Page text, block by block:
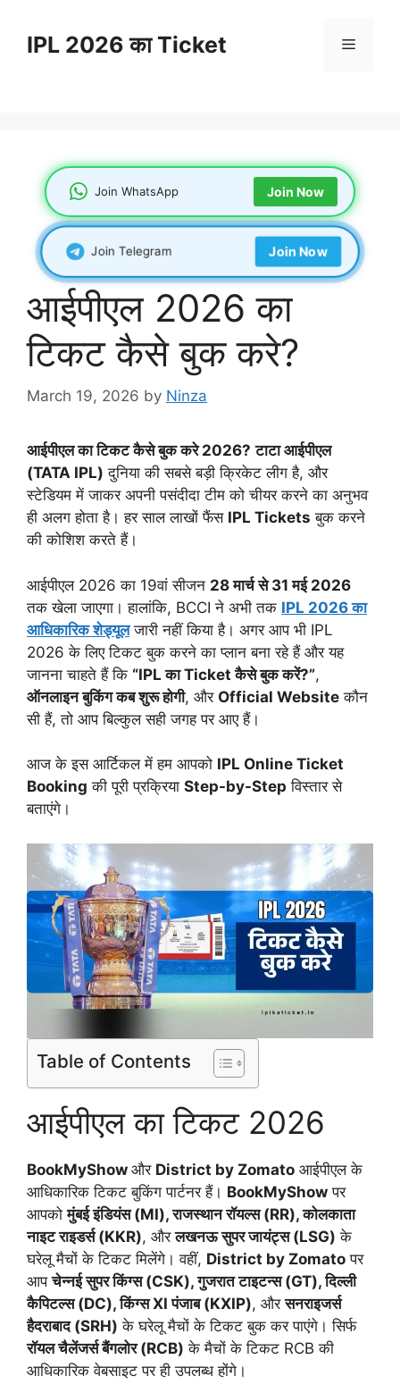
contentIPL 2026 का Ticket Menu
Join WhatsApp Join Now
Join Telegram Join Now
आईपीएल 2026 का
टिकट कैसे बुक करे?
March 19, 2026 by Ninza
आईपीएल का टिकट कैसे बुक करे 2026? टाटा आईपीएल
(TATA IPL) दुनिया की सबसे बड़ी क्रिकेट लीग है, और
स्टेडियम में जाकर अपनी पसंदीदा टीम को चीयर करने का अनुभव
ही अलग होता है। हर साल लाखों फैंस IPL Tickets बुक करने
की कोशिश करते हैं।
आईपीएल 2026 का 19वां सीजन 28 मार्च से 31 मई 2026
तक खेला जाएगा। हालांकि, BCCI ने अभी तक IPL 2026 का
आधिकारिक शेड्यूलजारी नहीं किया है। अगर आप भी IPL
2026 के लिए टिकट बुक करने का प्लान बना रहे हैं और यह
जानना चाहते हैं कि “IPL का Ticket कैसे बुक करें?”,
ऑनलाइन बुकिंग कब शुरू होगी, और Official Website कौन
सी हैं, तो आप बिल्कुल सही जगह पर आए हैं।
आज के इस आर्टिकल में हम आपको IPL Online Ticket
Booking की पूरी प्रक्रिया Step-by-Step विस्तार से
बताएंगे।
Table of Contents
आईपीएल का टिकट 2026
BookMyShow और District by Zomato आईपीएल के
आधिकारिक टिकट बुकिंग पार्टनर हैं। BookMyShow पर
आपकोमुंबई इंडियंस (MI), राजस्थान रॉयल्स (RR), कोलकाता
नाइट राइडर्स (KKR), औरलखनऊ सुपर जायंट्स (LSG) के
घरेलू मैचों के टिकट मिलेंगे। वहीं, District by Zomato पर
आपचेन्नई सुपर किंग्स (CSK), गुजरात टाइटन्स (GT), दिल्ली
कैपिटल्स (DC), किंग्स XI पंजाब (KXIP), औरसनराइजर्स
हैदराबाद (SRH) के घरेलू मैचों के टिकट बुक कर पाएंगे। सिर्फ
रॉयल चैलेंजर्स बैंगलोर (RCB) के मैचों के टिकट RCB की
आधिकारिक वेबसाइट पर ही उपलब्ध होंगे।